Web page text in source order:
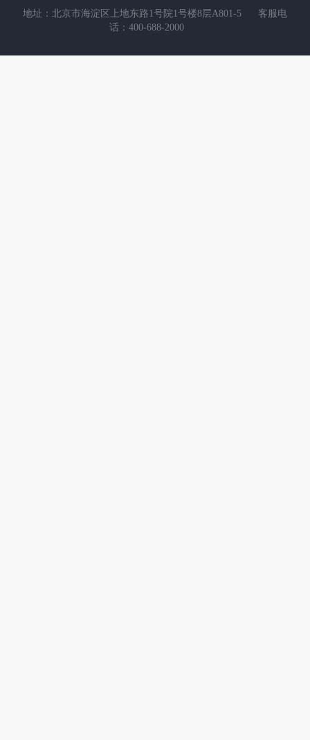
地址：北京市海淀区上地东路1号院1号楼8层A801-5
客服电
话：400-688-2000